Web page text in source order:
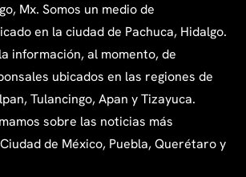
Mx. Somos un medio de
en la ciudad de Pachuca, Hidalgo.
información, al momento, de
ubicados en las regiones de
Tulancingo, Apan y Tizayuca.
sobre las noticias más
de México, Puebla, Querétaro y